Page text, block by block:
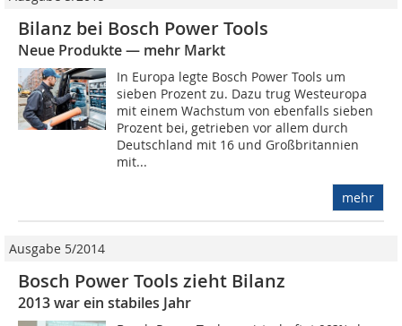
Bilanz bei Bosch Power Tools
Neue Produkte — mehr Markt
In Europa legte Bosch Power Tools um
sieben Prozent zu. Dazu trug Westeuropa
mit einem Wachstum von ebenfalls sieben
Prozent bei, getrieben vor allem durch
Deutschland mit 16 und Großbritannien
mit...
mehr
Ausgabe 5/2014
Bosch Power Tools zieht Bilanz
2013 war ein stabiles Jahr